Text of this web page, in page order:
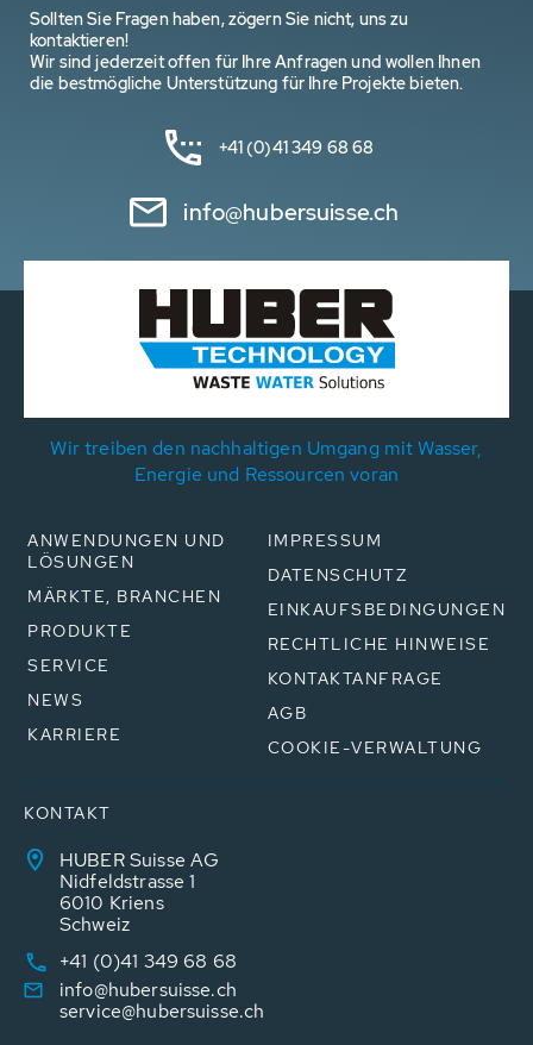
Sollten Sie Fragen haben, zögern Sie nicht, uns zu
kontaktieren!
Wir sind jederzeit offen für Ihre Anfragen und wollen Ihnen
die bestmögliche Unterstützung für Ihre Projekte bieten.
+41 (0)41 349 68 68
info@hubersuisse.ch
Wir treiben den nachhaltigen Umgang mit Wasser,
Energie und Ressourcen voran
ANWENDUNGEN UND
LÖSUNGEN
MÄRKTE, BRANCHEN
PRODUKTE
SERVICE
NEWS
KARRIERE
IMPRESSUM
DATENSCHUTZ
EINKAUFSBEDINGUNGEN
RECHTLICHE HINWEISE
KONTAKTANFRAGE
AGB
COOKIE-VERWALTUNG
KONTAKT
HUBER Suisse AG
Nidfeldstrasse 1
6010 Kriens
Schweiz
+41 (0)41 349 68 68
info@hubersuisse.ch
service@hubersuisse.ch